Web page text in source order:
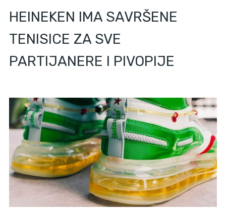
HEINEKEN IMA SAVRŠENE
TENISICE ZA SVE
PARTIJANERE I PIVOPIJE